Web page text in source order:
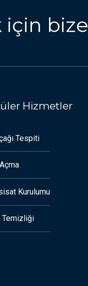
bize
Hizmetler
Tespiti
Kurulumu
Temizliği